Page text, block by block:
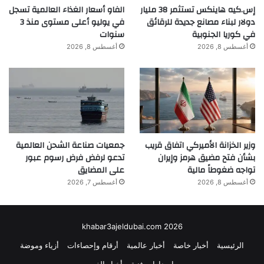
\u0628\u064a\u0648\u062a,\u0627\u0644\u06
41\u0631\u0639\u0648\u0646,\u0627\u0644\u
0645\u062a\u0646\u0642\u0644\u0629,\u064
4\u063a\u0632\u0629,\u064a\u0645\u0646\u0
639\u0646\u0627″,”url”:”https:\/\/yalebnan.
org\/102420\/”,”description”:”مدار نيوز، نشر
بـ 2026\/01\/10 الساعة 12:18
صباحً”,”copyrightYear”:”2026″,”articleSectio
n”:”\u0627\u0644\u0639\u0631\u0628
12:18 صباحًا \n \n\n \n \t \n\n \n\t\t\t\tمدار نيوز
إس.كيه هاينكس تستثمر 38 مليار
دولار لبناء مصانع جديدة للرقائق
في كوريا الجنوبية
أغسطس 8, 2026
الفاو أسعار الغذاء العالمية تسجل
في يوليو أعلى مستوى منذ 3
سنوات
أغسطس 8, 2026
وزير الخزانة الأميركي اتفاق قريب
بشأن فتح مضيق هرمز وإيران
تواجه ضغوطاً مالية
أغسطس 8, 2026
جمعيات صناعة الشحن العالمية
تدعو لرفض فرض رسوم عبور
على المضايق
أغسطس 7, 2026
khabar3ajeldubai.com 2026
الرئيسية
أخبار خاصة أخبار عالمية أرقام وإحصاءات
أزياء وموضة